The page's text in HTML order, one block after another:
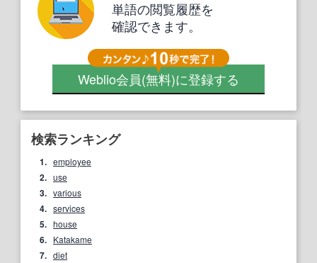
単語の閲覧履歴を
確認できます。
Weblio会員(無料)に登録する
検索ランキング
1. employee
2. use
3. various
4. services
5. house
6. Katakame
7. diet